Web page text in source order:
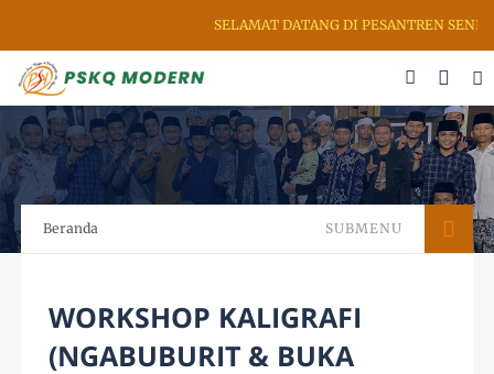
SELAMAT DATANG DI PESANTREN SENI
Beranda SUBMENU
WORKSHOP KALIGRAFI
(NGABUBURIT & BUKA